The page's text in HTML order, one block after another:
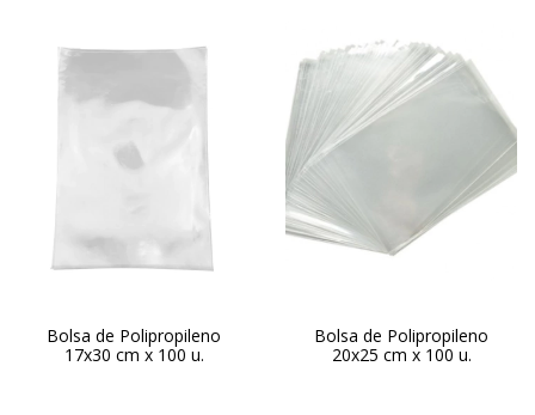
Bolsa de Polipropileno
17x30 cm x 100 u.
Bolsa de Polipropileno
20x25 cm x 100 u.